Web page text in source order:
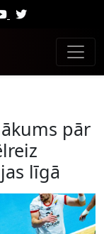
pār
līgā